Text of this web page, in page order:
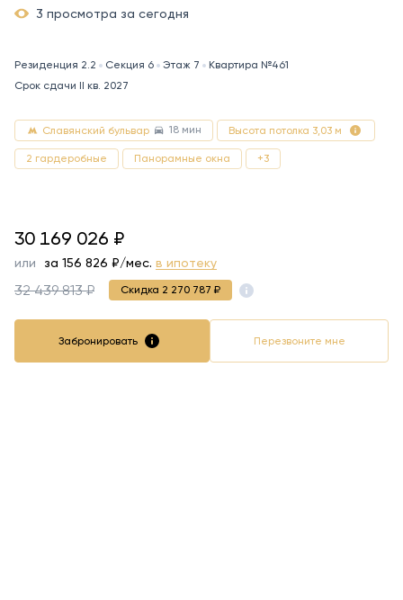
3 просмотра за сегодня
Резиденция 2.2 Секция 6 Этаж 7
Квартира №461
Срок сдачи II кв. 2027
Славянский бульвар 18 мин Высота потолка 3,03 м
2 гардеробные Панорамные окна +3
30169026
30 169 026 ₽
или за 156 826 ₽/мес. в ипотеку
32 439 813 ₽ Скидка 2 270 787 ₽
Забронировать Перезвоните мне